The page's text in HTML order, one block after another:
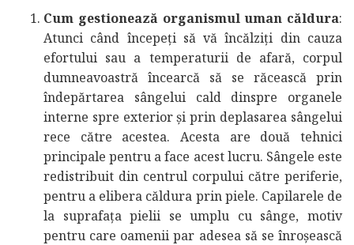
Cum gestionează organismul uman căldura:
Atunci când începeți să vă încălziți din cauza
efortului sau a temperaturii de afară, corpul
dumneavoastră încearcă să se răcească prin
îndepărtarea sângelui cald dinspre organele
interne spre exterior și prin deplasarea sângelui
rece către acestea. Acesta are două tehnici
principale pentru a face acest lucru. Sângele este
redistribuit din centrul corpului către periferie,
pentru a elibera căldura prin piele. Capilarele de
la suprafața pielii se umplu cu sânge, motiv
pentru care oamenii par adesea să se înroșească